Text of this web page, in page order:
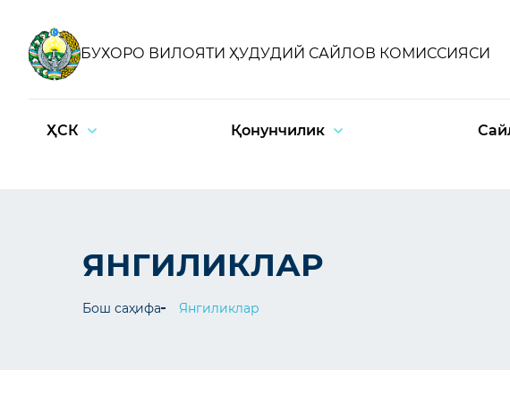
БУХОРО ВИЛОЯТИ ҲУДУДИЙ САЙЛОВ КОМИССИЯСИ
ҲСК Қонунчилик
ЯНГИЛИКЛАР
Бош саҳифа Янгиликлар